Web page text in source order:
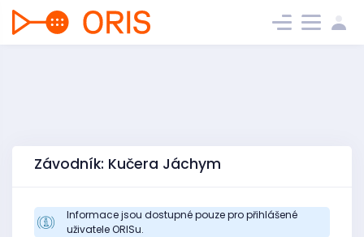
Závodník: Kučera Jáchym
Informace jsou dostupné pouze pro přihlášené
uživatele ORISu.